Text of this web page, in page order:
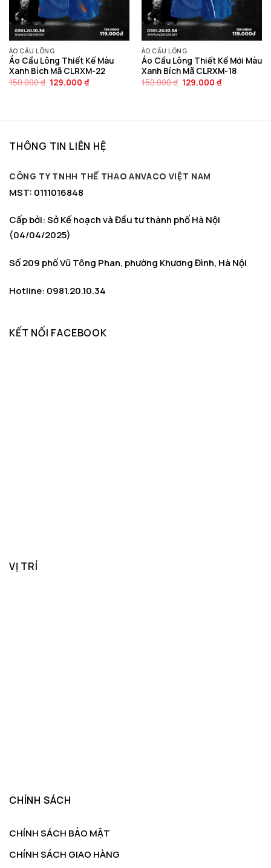
ÁO CẦU LÔNG
Áo Cầu Lông Thiết Kế Màu
Xanh Bích Mã CLRXM-22
150.000₫ Giá
129.000 ₫Giá
ÁO CẦU LÔNG
Áo Cầu Lông Thiết Kế Mới Màu
Xanh Bích Mã CLRXM-18
150.000₫ Giá
129.000 ₫Giá
THÔNG TIN LIÊN HỆ
CÔNG TY TNHH THỂ THAO ANVACO VIỆT NAM
MST: 0111016848
Cấp bởi: Sở Kế hoạch và Đầu tư thành phố Hà Nội
(04/04/2025)
Số 209 phố Vũ Tông Phan, phường Khương Đình, Hà Nội
Hotline: 0981.20.10.34
KẾT NỐI FACEBOOK
VỊ TRÍ
CHÍNH SÁCH
CHÍNH SÁCH BẢO MẬT
CHÍNH SÁCH GIAO HÀNG